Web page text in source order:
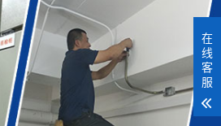
在
线
客
服